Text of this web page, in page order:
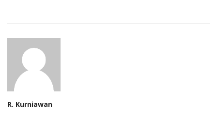
R. Kurniawan